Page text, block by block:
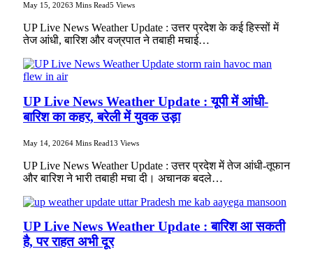
May 15, 20263 Mins Read5 Views
UP Live News Weather Update : उत्तर प्रदेश के कई हिस्सों में
तेज आंधी, बारिश और वज्रपात ने तबाही मचाई…
UP Live News Weather Update : यूपी में आंधी-
बारिश का कहर, बरेली में युवक उड़ा
May 14, 20264 Mins Read13 Views
UP Live News Weather Update : उत्तर प्रदेश में तेज आंधी-तूफान
और बारिश ने भारी तबाही मचा दी। अचानक बदले…
UP Live News Weather Update : बारिश आ सकती
है, पर राहत अभी दूर